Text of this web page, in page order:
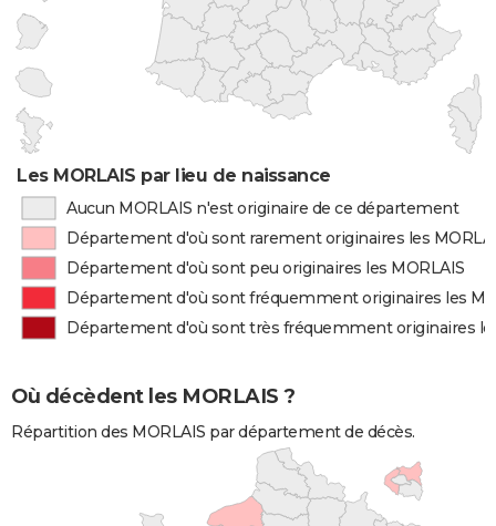
Les MORLAIS par lieu de naissance
Aucun MORLAIS n'est originaire de ce département
Département d'où sont rarement originaires les
Département d'où sont peu originaires les MORLAIS
Département d'où sont fréquemment originaires les
Département d'où sont très fréquemment originaires
Où décèdent les MORLAIS ?
Répartition des MORLAIS par département de décès.